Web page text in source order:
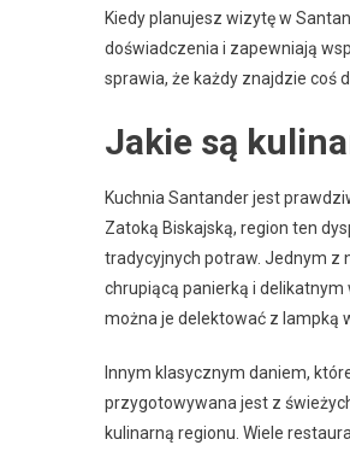
Kiedy planujesz wizytę w
doświadczenia i zapewniają
sprawia, że każdy znajdzie coś
Jakie są
Kuchnia Santander jest
Zatoką Biskajską, region ten
tradycyjnych potraw. Jednym z
chrupiącą panierką i
można je delektować z lampką
Innym klasycznym daniem,
przygotowywana jest z
kulinarną regionu. Wiele